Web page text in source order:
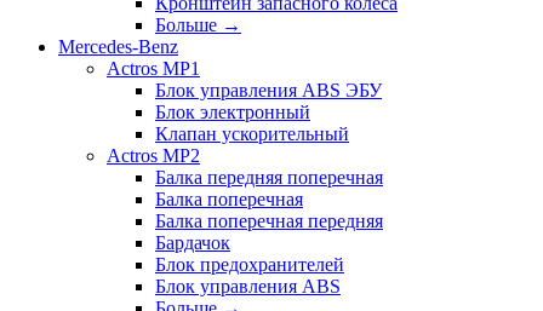
Больше →
Mercedes-Benz
Actros MP1
Блок управления ABS ЭБУ
Блок электронный
Клапан ускорительный
Actros MP2
Балка передняя поперечная
Балка поперечная
Балка поперечная передняя
Бардачок
Блок предохранителей
Блок управления ABS